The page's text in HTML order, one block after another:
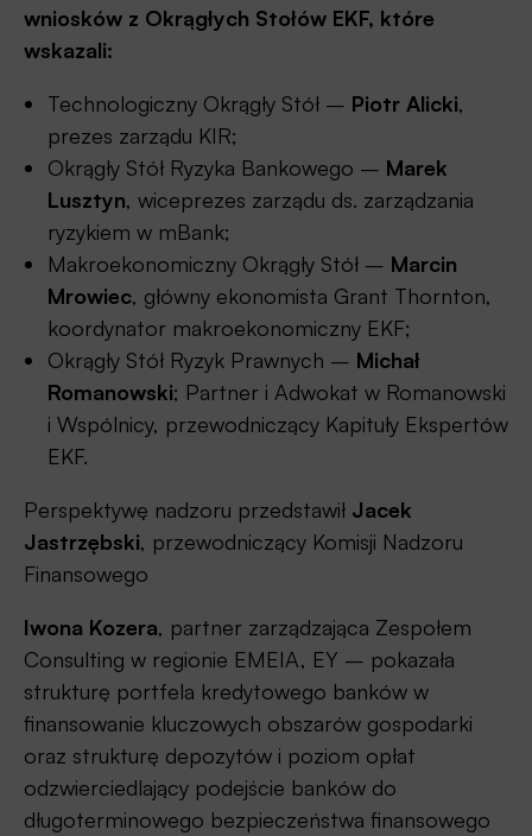
wniosków z Okrągłych Stołów EKF, które
wskazali:
Technologiczny Okrągły Stół – Piotr Alicki,
prezes zarządu KIR;
Okrągły Stół Ryzyka Bankowego – Marek
Lusztyn, wiceprezes zarządu ds. zarządzania
ryzykiem w mBank;
Makroekonomiczny Okrągły Stół – Marcin
Mrowiec, główny ekonomista Grant Thornton,
koordynator makroekonomiczny EKF;
Okrągły Stół Ryzyk Prawnych – Michał
Romanowski; Partner i Adwokat w Romanowski
i Wspólnicy, przewodniczący Kapituły Ekspertów
EKF.
Perspektywę nadzoru przedstawił Jacek
Jastrzębski, przewodniczący Komisji Nadzoru
Finansowego
Iwona Kozera, partner zarządzająca Zespołem
Consulting w regionie EMEIA, EY – pokazała
strukturę portfela kredytowego banków w
finansowanie kluczowych obszarów gospodarki
oraz strukturę depozytów i poziom opłat
odzwierciedlający podejście banków do
długoterminowego bezpieczeństwa finansowego